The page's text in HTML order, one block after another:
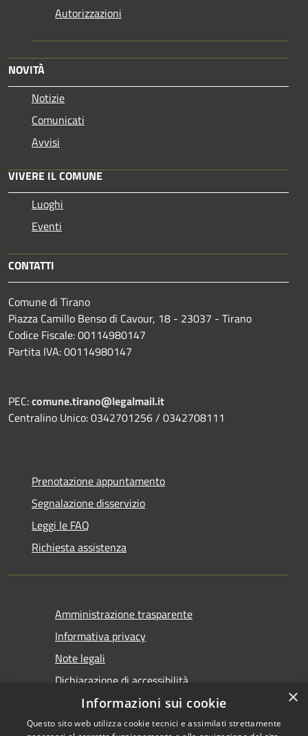
Autorizzazioni
NOVITÀ
Notizie
Comunicati
Avvisi
VIVERE IL COMUNE
Luoghi
Eventi
CONTATTI
Comune di Tirano
Piazza Camillo Benso di Cavour, 18 - 23037 - Tirano
Codice Fiscale: 00114980147
Partita IVA: 00114980147
PEC:comune.tirano@legalmail.it
Centralino Unico: 0342701256 / 0342708111
Prenotazione appuntamento
Segnalazione disservizio
Leggi le FAQ
Richiesta assistenza
Amministrazione trasparente
Informativa privacy
Note legali
Dichiarazione di accessibilità
×
Informazioni sui cookie
Questo sito web utilizza cookie tecnici e assimilati strettamente